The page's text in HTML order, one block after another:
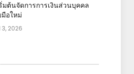
มต้นจัดการการเงินส่วนบุคคล
อใหม่
3, 2026